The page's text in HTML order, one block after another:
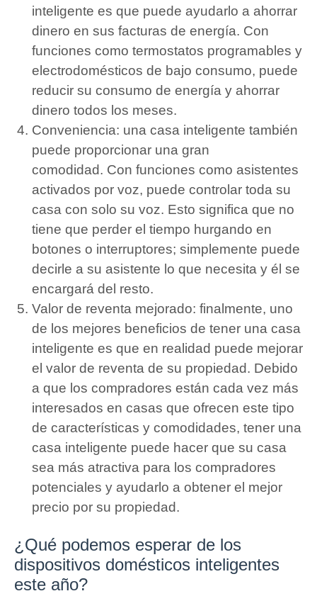
inteligente es que puede ayudarlo a ahorrar
dinero en sus facturas de energía. Con
funciones como termostatos programables y
electrodomésticos de bajo consumo, puede
reducir su consumo de energía y ahorrar
dinero todos los meses.
Conveniencia: una casa inteligente también
puede proporcionar una gran
comodidad. Con funciones como asistentes
activados por voz, puede controlar toda su
casa con solo su voz. Esto significa que no
tiene que perder el tiempo hurgando en
botones o interruptores; simplemente puede
decirle a su asistente lo que necesita y él se
encargará del resto.
Valor de reventa mejorado: finalmente, uno
de los mejores beneficios de tener una casa
inteligente es que en realidad puede mejorar
el valor de reventa de su propiedad. Debido
a que los compradores están cada vez más
interesados ​​en casas que ofrecen este tipo
de características y comodidades, tener una
casa inteligente puede hacer que su casa
sea más atractiva para los compradores
potenciales y ayudarlo a obtener el mejor
precio por su propiedad.
¿Qué podemos esperar de los
dispositivos domésticos inteligentes
este año?